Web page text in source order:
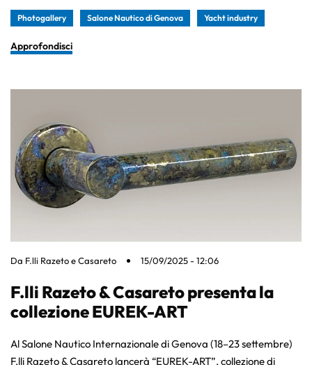
Photogallery Salone Nautico di Genova Yacht industry
Approfondisci
Da F.lli Razeto e Casareto 15/09/2025 - 12:06
F.lli Razeto & Casareto presenta la
collezione EUREK-ART
Al Salone Nautico Internazionale di Genova (18–23 settembre)
F.lli Razeto & Casareto lancerà “EUREK-ART”, collezione di